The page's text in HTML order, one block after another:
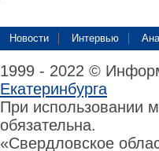
Новости Интервью
1999 - 2022 ©
Екатеринбурга
При использовании
обязательна.
«Свердловское